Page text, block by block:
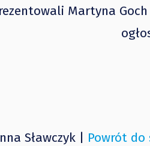
Martyna
Sławczyk | Powrót